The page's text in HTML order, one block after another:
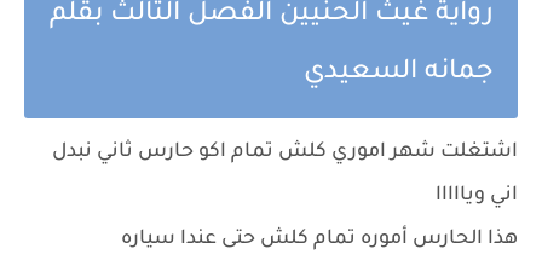
رواية غيث الحنيين الفصل الثالث بقلم
جمانه السعيدي
اشتغلت شهر اموري كلش تمام اكو حارس ثاني نبدل
اني ويااااا
هذا الحارس أموره تمام كلش حتى عندا سياره